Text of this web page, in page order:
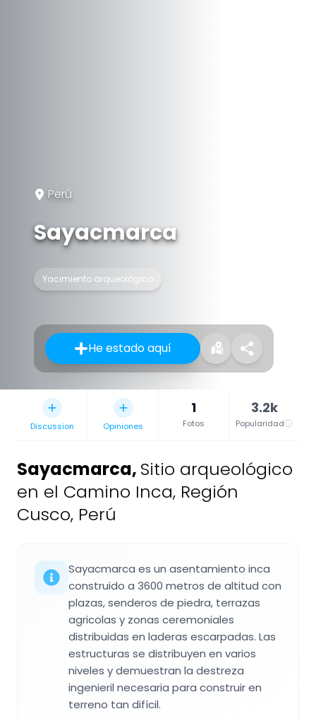
Perú
Sayacmarca
Yacimiento arqueológico
He estado aquí
Discussion Opiniones
1
Fotos
3.2k
Popularidad
Sayacmarca, Sitio arqueológico
en el Camino Inca, Región
Cusco, Perú
Sayacmarca es un asentamiento inca
construido a 3600 metros de altitud con
plazas, senderos de piedra, terrazas
agricolas y zonas ceremoniales
distribuidas en laderas escarpadas. Las
estructuras se distribuyen en varios
niveles y demuestran la destreza
ingenieril necesaria para construir en
terreno tan difícil.